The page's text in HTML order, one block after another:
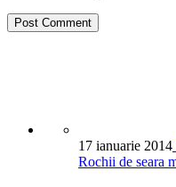
17 ianuarie 2014
Rochii de seara